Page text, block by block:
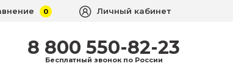
0 Личный кабинет
8 800 550-82-23
Бесплатный звонок по России